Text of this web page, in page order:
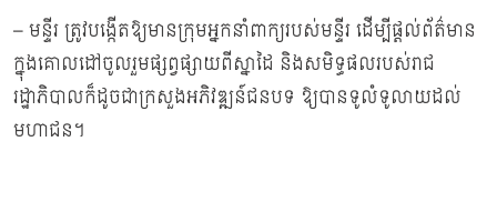
– មន្ទីរ ត្រូវបង្កើតឱ្យមានក្រុមអ្នកនាំពាក្យរបស់មន្ទីរ ដើម្បីផ្ដល់ព័ត៌មាន
ក្នុងគោលដៅចូលរួមផ្សព្វផ្សាយពីស្នាដៃ និងសមិទ្ធផលរបស់រាជ
រដ្ឋាភិបាលក៏ដូចជាក្រសួងអភិវឌ្ឍន៍ជនបទ ឱ្យបានទូលំទូលាយដល់
មហាជន។